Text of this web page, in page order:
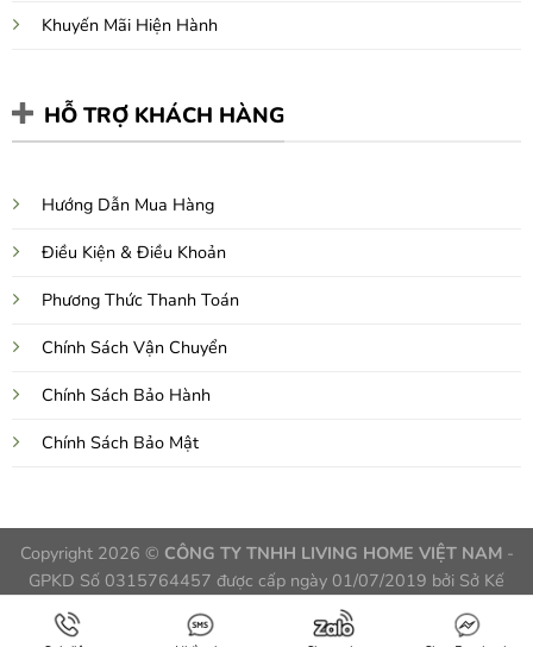
Khuyến Mãi Hiện Hành
HỖ TRỢ KHÁCH HÀNG
Hướng Dẫn Mua Hàng
Điều Kiện & Điều Khoản
Phương Thức Thanh Toán
Chính Sách Vận Chuyển
Chính Sách Bảo Hành
Chính Sách Bảo Mật
Copyright 2026 © CÔNG TY TNHH LIVING HOME VIỆT NAM-
GPKD Số 0315764457 được cấp ngày 01/07/2019 bởi Sở Kế
Hoạch và Đầu Tư TPHCM, Việt Nam